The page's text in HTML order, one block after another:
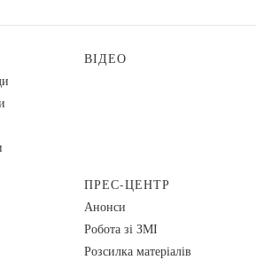
ВІДЕО
ПРЕС-ЦЕНТР
Анонси
Робота зі ЗМІ
Розсилка матеріалів